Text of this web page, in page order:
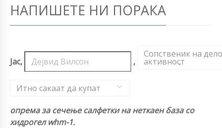
НАПИШЕТЕ НИ ПОРАКА
Јас, ,
Сопственик на
активност
,
Итно сакаат да купат
опрема за сечење салфетки на неткаен база со
хидрогел whm-1.